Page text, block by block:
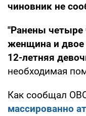
чиновник не
"Ранены четыре
женщина и двое
12-летняя
необходимая
Как сообщал
массированно